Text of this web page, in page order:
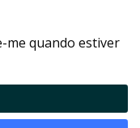
me quando estiver